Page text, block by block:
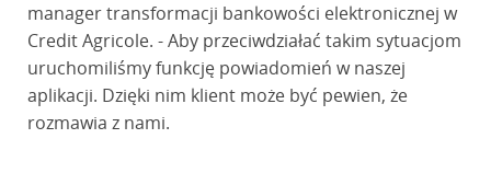
manager transformacji bankowości elektronicznej w
Credit Agricole. - Aby przeciwdziałać takim sytuacjom
uruchomiliśmy funkcję powiadomień w naszej
aplikacji. Dzięki nim klient może być pewien, że
rozmawia z nami.